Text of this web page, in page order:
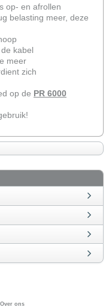
op- en afrollen
belasting meer, deze
kabel
meer
zich
op de PR 6000
Over ons